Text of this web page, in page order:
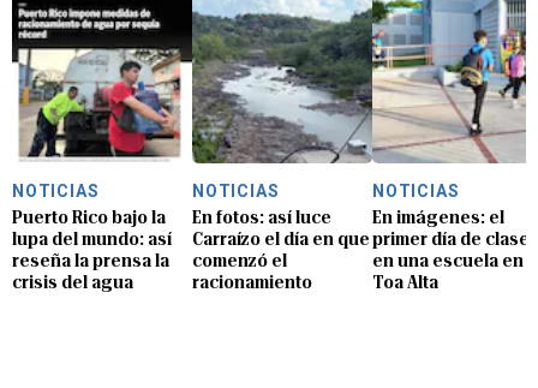
NOTICIAS
Puerto Rico bajo la
lupa del mundo: así
reseña la prensa la
crisis del agua
NOTICIAS
En fotos: así luce
Carraízo el día en que
comenzó el
racionamiento
NOTICIAS
En imágenes: el
primer día de clases
en una escuela en
Toa Alta